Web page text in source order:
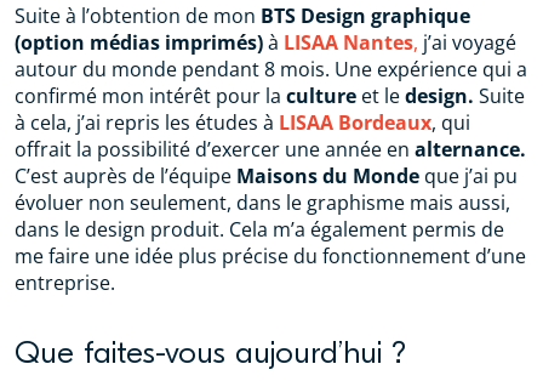
Suite à l’obtention de mon BTS Design graphique
(option médias imprimés)à LISAA Nantes, j’ai voyagé
autour du monde pendant 8 mois. Une expérience qui a
confirmé mon intérêt pour la culture et ledesign. Suite
à cela, j’ai repris les études à LISAA Bordeaux, qui
offrait la possibilité d’exercer une année en alternance.
C’est auprès de l’équipe Maisons du Monde que j’ai pu
évoluer non seulement, dans le graphisme mais aussi,
dans le design produit. Cela m’a également permis de
me faire une idée plus précise du fonctionnement d’une
entreprise.
Que faites-vous aujourd’hui ?